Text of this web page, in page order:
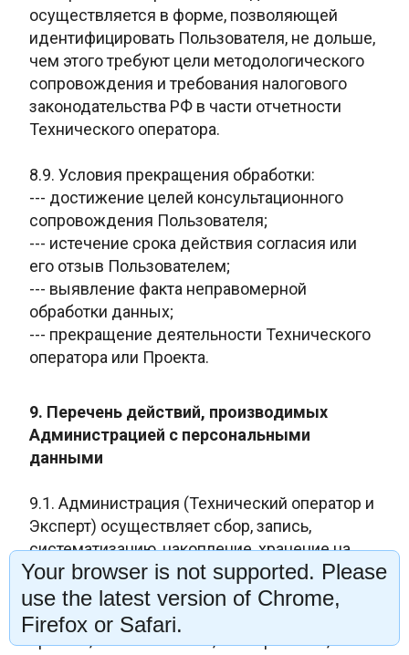
осуществляется в форме, позволяющей
идентифицировать Пользователя, не дольше,
чем этого требуют цели методологического
сопровождения и требования налогового
законодательства РФ в части отчетности
Технического оператора.
8.9. Условия прекращения обработки:
--- достижение целей консультационного
сопровождения Пользователя;
--- истечение срока действия согласия или
его отзыв Пользователем;
--- выявление факта неправомерной
обработки данных;
--- прекращение деятельности Технического
оператора или Проекта.
9. Перечень действий, производимых
Администрацией с персональными
данными
9.1. Администрация (Технический оператор и
Эксперт) осуществляет сбор, запись,
систематизацию, накопление, хранение на
серверах в РФ, уточнение (обновление,
изменение), извлечение, использование,
предоставление доступа внутри команды
Your browser is not supported. Please
use the latest version of Chrome,
Firefox or Safari.